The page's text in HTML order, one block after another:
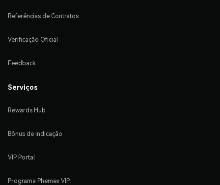
Referências de Contratos
Verificação Oficial
Feedback
Serviços
Rewards Hub
Bônus de indicação
VIP Portal
Programa Phemex VIP